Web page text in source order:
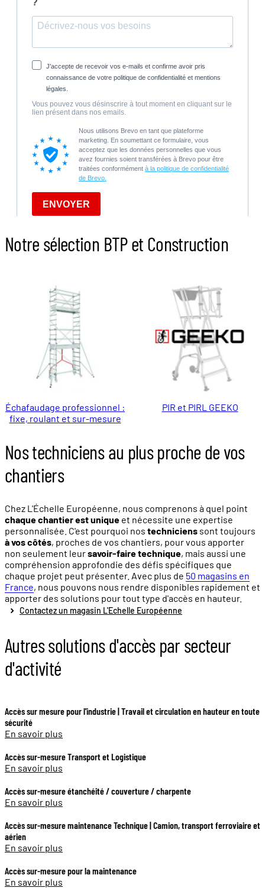
Notre sélection BTP et Construction
Échafaudage professionnel :
fixe, roulant et sur-mesure
PIR et PIRL GEEKO
Nos techniciens au plus proche de vos
chantiers
Chez L'Échelle Européenne, nous comprenons à quel point
chaque chantier est unique et nécessite une expertise
personnalisée. C'est pourquoi nos techniciens sont toujours
à vos côtés, proches de vos chantiers, pour vous apporter
non seulement leursavoir-faire technique, mais aussi une
compréhension approfondie des défis spécifiques que
chaque projet peut présenter. Avec plus de 50 magasins en
France, nous pouvons nous rendre disponibles rapidement et
apporter des solutions pour tout type d'accès en hauteur.
Contactez un magasin L'Echelle Européenne
Autres solutions d'accès par secteur
d'activité
Accès sur mesure pour l'industrie | Travail et circulation en hauteur en toute
sécurité
En savoir plus
Accès sur-mesure Transport et Logistique
En savoir plus
Accès sur-mesure étanchéité / couverture / charpente
En savoir plus
Accès sur-mesure maintenance Technique | Camion, transport ferroviaire et
aérien
En savoir plus
Accès sur-mesure pour la maintenance
En savoir plus